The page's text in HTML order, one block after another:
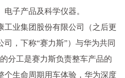
子产品及科学仪器。
工业集团股份有限公司（之后更
，下称“赛力斯”）与华为共同
分工是赛力斯负责整车产品的
个生命周期用车体验，华为深度